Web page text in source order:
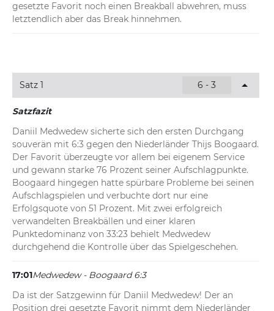
gesetzte Favorit noch einen Breakball abwehren, muss
letztendlich aber das Break hinnehmen.
Satz 1 6 - 3
Satzfazit
Daniil Medwedew sicherte sich den ersten Durchgang
souverän mit 6:3 gegen den Niederländer Thijs Boogaard.
Der Favorit überzeugte vor allem bei eigenem Service
und gewann starke 76 Prozent seiner Aufschlagpunkte.
Boogaard hingegen hatte spürbare Probleme bei seinen
Aufschlagspielen und verbuchte dort nur eine
Erfolgsquote von 51 Prozent. Mit zwei erfolgreich
verwandelten Breakbällen und einer klaren
Punktedominanz von 33:23 behielt Medwedew
durchgehend die Kontrolle über das Spielgeschehen.
17:01Medwedew - Boogaard 6:3
Da ist der Satzgewinn für Daniil Medwedew! Der an
Position drei gesetzte Favorit nimmt dem Niederländer